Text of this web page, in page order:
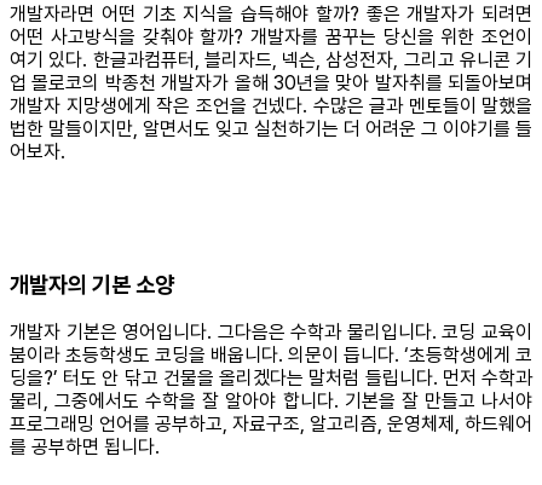
개발자라면 어떤 기초 지식을 습득해야 할까? 좋은 개발자가 되려면
어떤 사고방식을 갖춰야 할까? 개발자를 꿈꾸는 당신을 위한 조언이
여기 있다. 한글과컴퓨터, 블리자드, 넥슨, 삼성전자, 그리고 유니콘 기
업 몰로코의 박종천 개발자가 올해 30년을 맞아 발자취를 되돌아보며
개발자 지망생에게 작은 조언을 건넸다. 수많은 글과 멘토들이 말했을
법한 말들이지만, 알면서도 잊고 실천하기는 더 어려운 그 이야기를 들
어보자.
개발자의 기본 소양
개발자 기본은 영어입니다. 그다음은 수학과 물리입니다. 코딩 교육이
붐이라 초등학생도 코딩을 배웁니다. 의문이 듭니다. ‘초등학생에게 코
딩을?’ 터도 안 닦고 건물을 올리겠다는 말처럼 들립니다. 먼저 수학과
물리, 그중에서도 수학을 잘 알아야 합니다. 기본을 잘 만들고 나서야
프로그래밍 언어를 공부하고, 자료구조, 알고리즘, 운영체제, 하드웨어
를 공부하면 됩니다.